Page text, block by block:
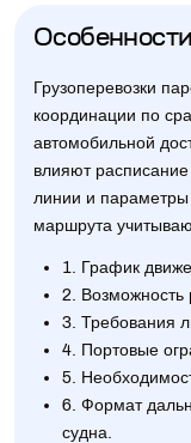
Грузоперевозки
координации по
автомобильной
влияют
линии и параметры
маршрута
1. График
2. Возможность
3. Требования
4. Портовые
5.
6. Формат
судна.